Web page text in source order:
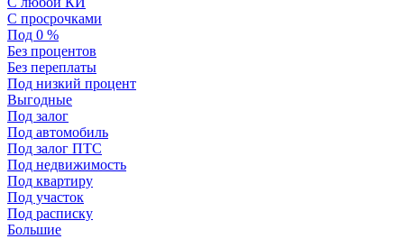
С просрочками
Под 0 %
Без процентов
Без переплаты
Под низкий процент
Выгодные
Под залог
Под автомобиль
Под залог ПТС
Под недвижимость
Под квартиру
Под участок
Под расписку
Большие